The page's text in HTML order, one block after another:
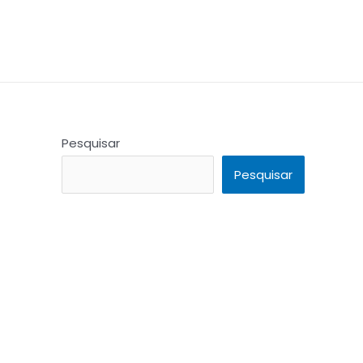
Pesquisar
Pesquisar